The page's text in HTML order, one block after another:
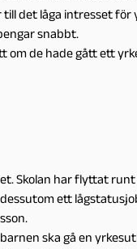
det låga intresset för
snabbt.
om de hade gått ett
Skolan har flyttat
ett
ska gå en